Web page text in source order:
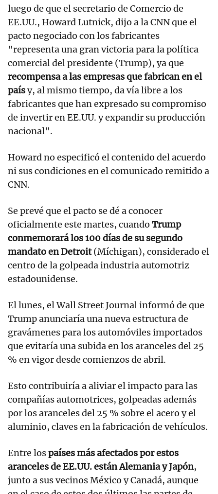
luego de que el secretario de Comercio de
EE.UU., Howard Lutnick, dijo a la CNN que el
pacto negociado con los fabricantes
"representa una gran victoria para la política
comercial del presidente (Trump), ya que
recompensa a las empresas que fabrican en el
paísy, al mismo tiempo, da vía libre a los
fabricantes que han expresado su compromiso
de invertir en EE.UU. y expandir su producción
nacional".
Howard no especificó el contenido del acuerdo
ni sus condiciones en el comunicado remitido a
CNN.
Se prevé que el pacto se dé a conocer
oficialmente este martes, cuando Trump
conmemorará los 100 días de su segundo
mandato en Detroit(Míchigan), considerado el
centro de la golpeada industria automotriz
estadounidense.
El lunes, el Wall Street Journal informó de que
Trump anunciaría una nueva estructura de
gravámenes para los automóviles importados
que evitaría una subida en los aranceles del 25
% en vigor desde comienzos de abril.
Esto contribuiría a aliviar el impacto para las
compañías automotrices, golpeadas además
por los aranceles del 25 % sobre el acero y el
aluminio, claves en la fabricación de vehículos.
Entre lospaíses más afectados por estos
aranceles de EE.UU. están Alemania y Japón,
junto a sus vecinos México y Canadá, aunque